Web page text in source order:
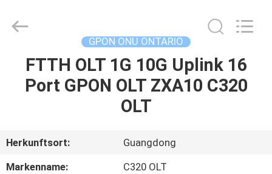
HAUS
ÜBER
UNS
LIMITED.
GPON ONU ONTARIO
FTTH OLT 1G 10G Uplink 16
Port GPON OLT ZXA10 C320
OLT
Herkunftsort:
Guangdong
Markenname:
C320 OLT